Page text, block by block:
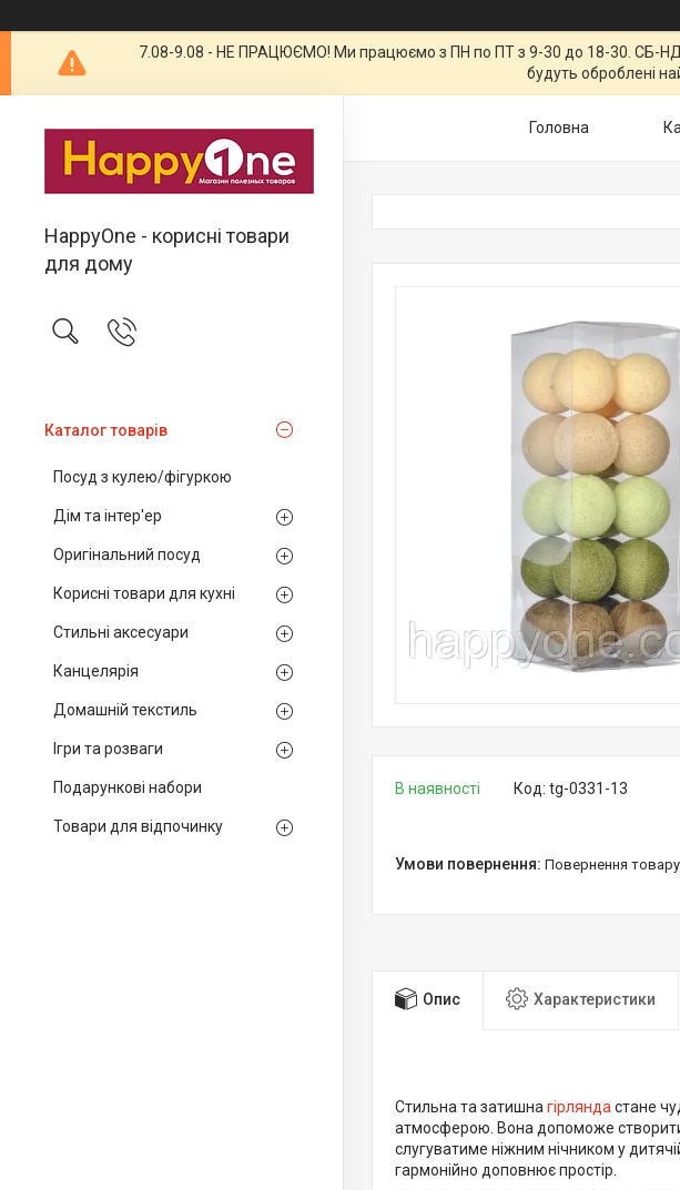
7.08-9.08 - НЕ ПРАЦЮЄМО! Ми працюємо з ПН по ПТ з 9-30 до 18-30. СБ-НД
будуть оброблені
HappyOne - корисні товари
для дому
Каталог товарів
Посуд з кулею/фігуркою
Дім та інтер'ер
Оригінальний посуд
Корисні товари для кухні
Стильні аксесуари
Канцелярія
Домашній текстиль
Ігри та розваги
Подарункові набори
Товари для відпочинку
Головна
В наявності Код: tg-0331-13
повернення
Опис Характеристики
Стильна та затишна гірлянда стане
атмосферою. Вона допоможе
слугуватиме ніжним нічником у
гармонійно доповнює простір.